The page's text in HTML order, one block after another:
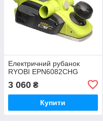
Електричний рубанок
RYOBI EPN6082CHG
3 060 ₴
Купити